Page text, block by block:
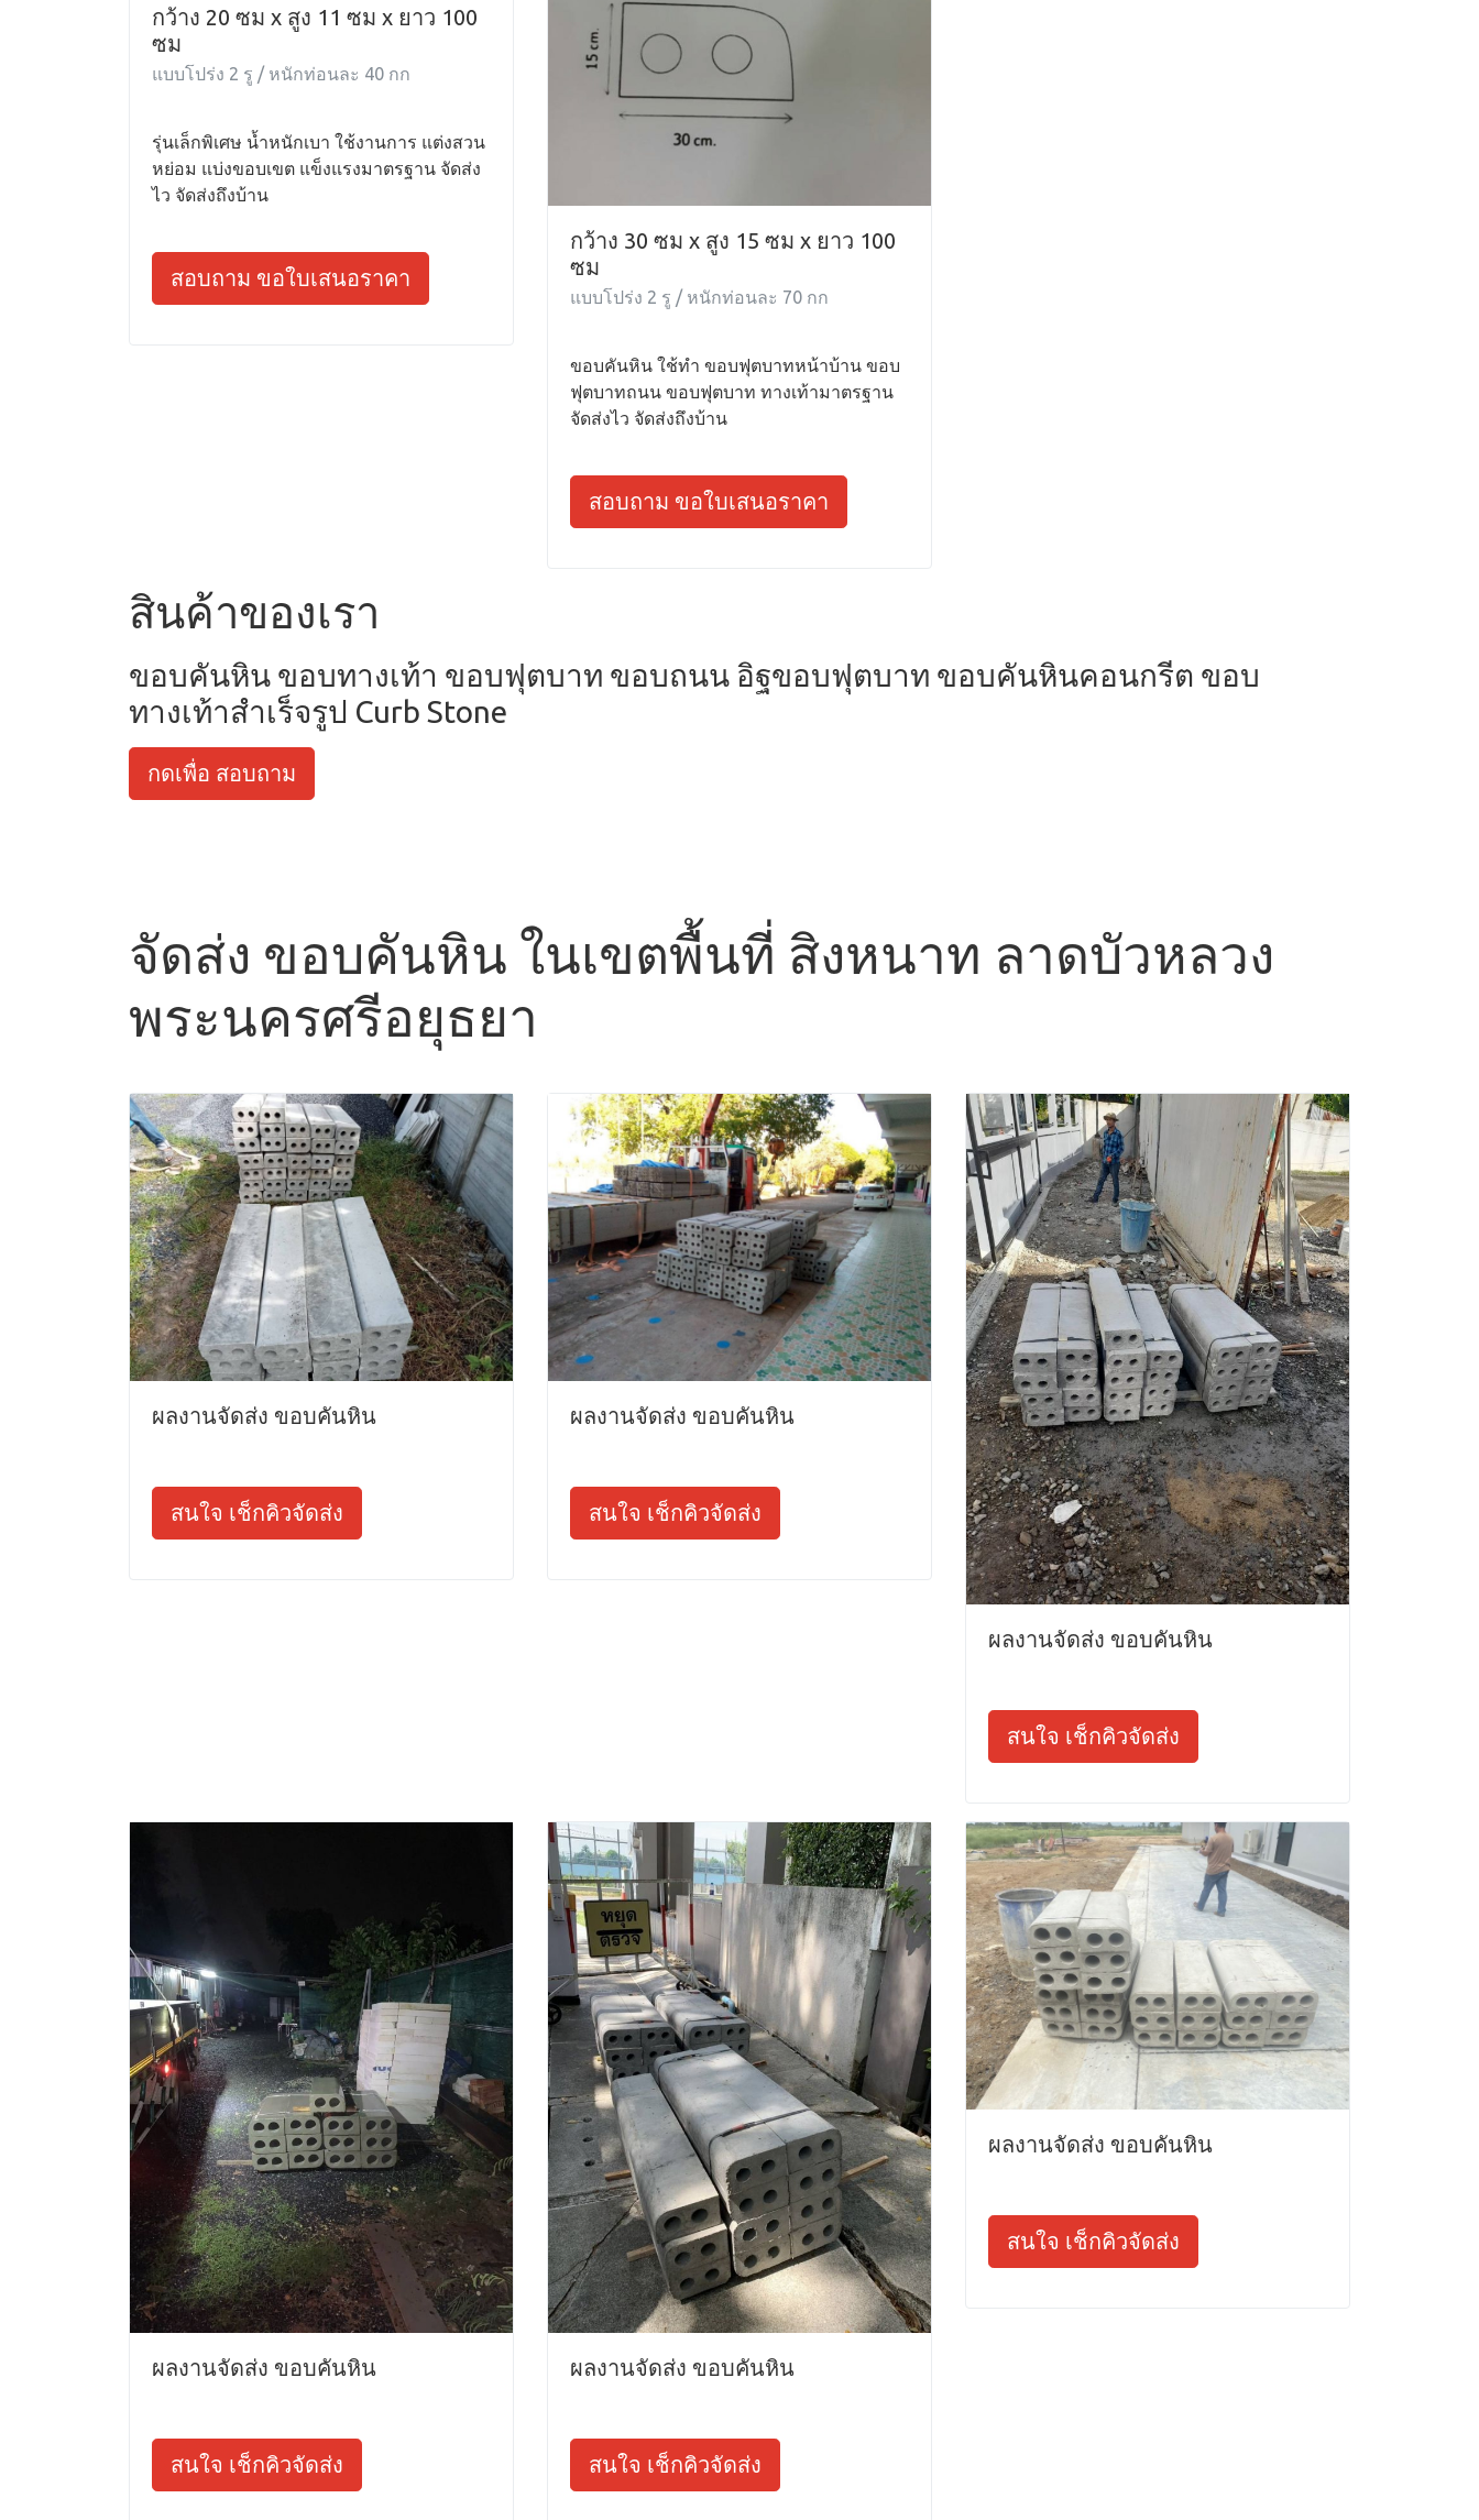
กว้าง 20 ซม x สูง 11 ซม x ยาว 100
ซม
แบบโปร่ง 2 รู / หนักท่อนละ 40 กก
รุ่นเล็กพิเศษ น้ำหนักเบา ใช้งานการ แต่งสวน
หย่อม แบ่งขอบเขต แข็งแรงมาตรฐาน จัดส่ง
ไว จัดส่งถึงบ้าน
สอบถาม ขอใบเสนอราคา
กว้าง 30 ซม x สูง 15 ซม x ยาว 100
ซม
แบบโปร่ง 2 รู / หนักท่อนละ 70 กก
ขอบคันหิน ใช้ทำ ขอบฟุตบาทหน้าบ้าน ขอบ
ฟุตบาทถนน ขอบฟุตบาท ทางเท้ามาตรฐาน
จัดส่งไว จัดส่งถึงบ้าน
สอบถาม ขอใบเสนอราคา
สินค้าของเรา
ขอบคันหิน ขอบทางเท้า ขอบฟุตบาท ขอบถนน อิฐขอบฟุตบาท ขอบคันหินคอนกรีต ขอบ
ทางเท้าสำเร็จรูป Curb Stone
กดเพื่อ สอบถาม
จัดส่ง ขอบคันหิน ในเขตพื้นที่ สิงหนาท ลาดบัวหลวง
พระนครศรีอยุธยา
ผลงานจัดส่ง ขอบคันหิน
สนใจ เช็กคิวจัดส่ง
ผลงานจัดส่ง ขอบคันหิน
สนใจ เช็กคิวจัดส่ง
ผลงานจัดส่ง ขอบคันหิน
สนใจ เช็กคิวจัดส่ง
ผลงานจัดส่ง ขอบคันหิน
สนใจ เช็กคิวจัดส่ง
ผลงานจัดส่ง ขอบคันหิน
สนใจ เช็กคิวจัดส่ง
ผลงานจัดส่ง ขอบคันหิน
สนใจ เช็กคิวจัดส่ง